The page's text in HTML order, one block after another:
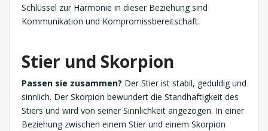
Schlüssel zur Harmonie in dieser Beziehung sind
Kommunikation und Kompromissbereitschaft.
Stier und Skorpion
Passen sie zusammen? Der Stier ist stabil, geduldig und
sinnlich. Der Skorpion bewundert die Standhaftigkeit des
Stiers und wird von seiner Sinnlichkeit angezogen. In einer
Beziehung zwischen einem Stier und einem Skorpion